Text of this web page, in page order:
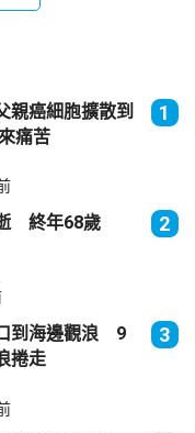
親癌細胞擴散到
位 帶來痛苦
1
終年68歲 2
到海邊觀浪 9
捲走
3